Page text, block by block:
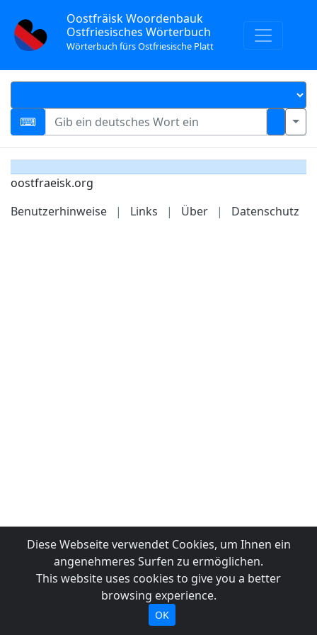
Oostfräisk Woordenbauk
Ostfriesisches Wörterbuch
Wörterbuch fürs Ostfriesische Platt
oostfraeisk.org
Benutzerhinweise
| Links | Über | Datenschutz
Diese Webseite verwendet Cookies, um Ihnen ein
angenehmeres Surfen zu ermöglichen.
This website uses cookies to give you a better
browsing experience.
OK